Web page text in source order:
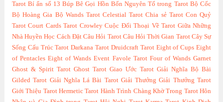
Tarot Bí ẩn số 13 Búp Bê Gọi Hồn Bốn Nguyên Tố trong Tarot Bộ Cốc
Bộ Hoàng Gia Bộ Wands Tarot Celestial Tarot Chia sẻ Tarot Con Quỷ
Tarot Court Cards Tarot Crowley Cuộc Đối Thoại Về Tarot Giữa Những
Nhà Huyền Học Cách Đặt Câu Hỏi Tarot Câu Hỏi Thời Gian Tarot Cây Sự
Sống Cấu Trúc Tarot Darkana Tarot Druidcraft Tarot Eight of Cups Eight
of Pentacles Eight of Wands Event Favole Tarot Four of Wands Garnet
Ghost & Spirit Tarot Ghost Tarot Giao Ước Tarot Giải Nghĩa Bộ Bài
Gilded Tarot Giải Nghĩa Lá Bài Tarot Giải Thưởng Giải Thưởng Tarot
Giới Thiệu Tarot Hermetic Tarot Hành Trình Chàng Khờ Trong Tarot Hôn